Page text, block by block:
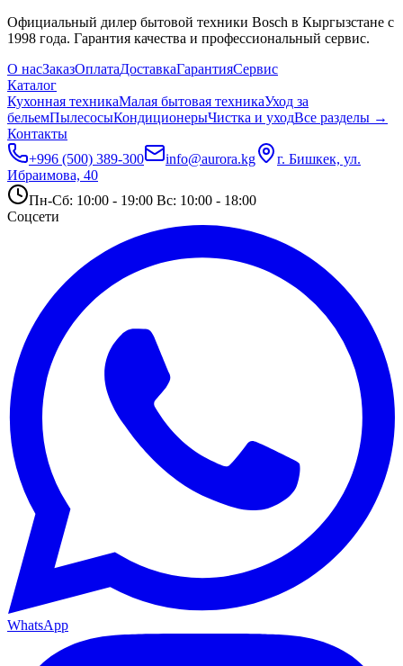
Официальный дилер бытовой техники Bosch в Кыргызстане с
1998 года. Гарантия качества и профессиональный сервис.
О насЗаказОплатаДоставкаГарантияСервис
Каталог
Кухонная техникаМалая бытовая техникаУход за
бельемПылесосыКондиционерыЧистка и уходВсе разделы →
Контакты
+996 (500) 389-300
info@aurora.kg
г. Бишкек, ул.
Ибраимова, 40
Пн-Сб: 10:00 - 19:00 Вс: 10:00 - 18:00
Соцсети
WhatsApp